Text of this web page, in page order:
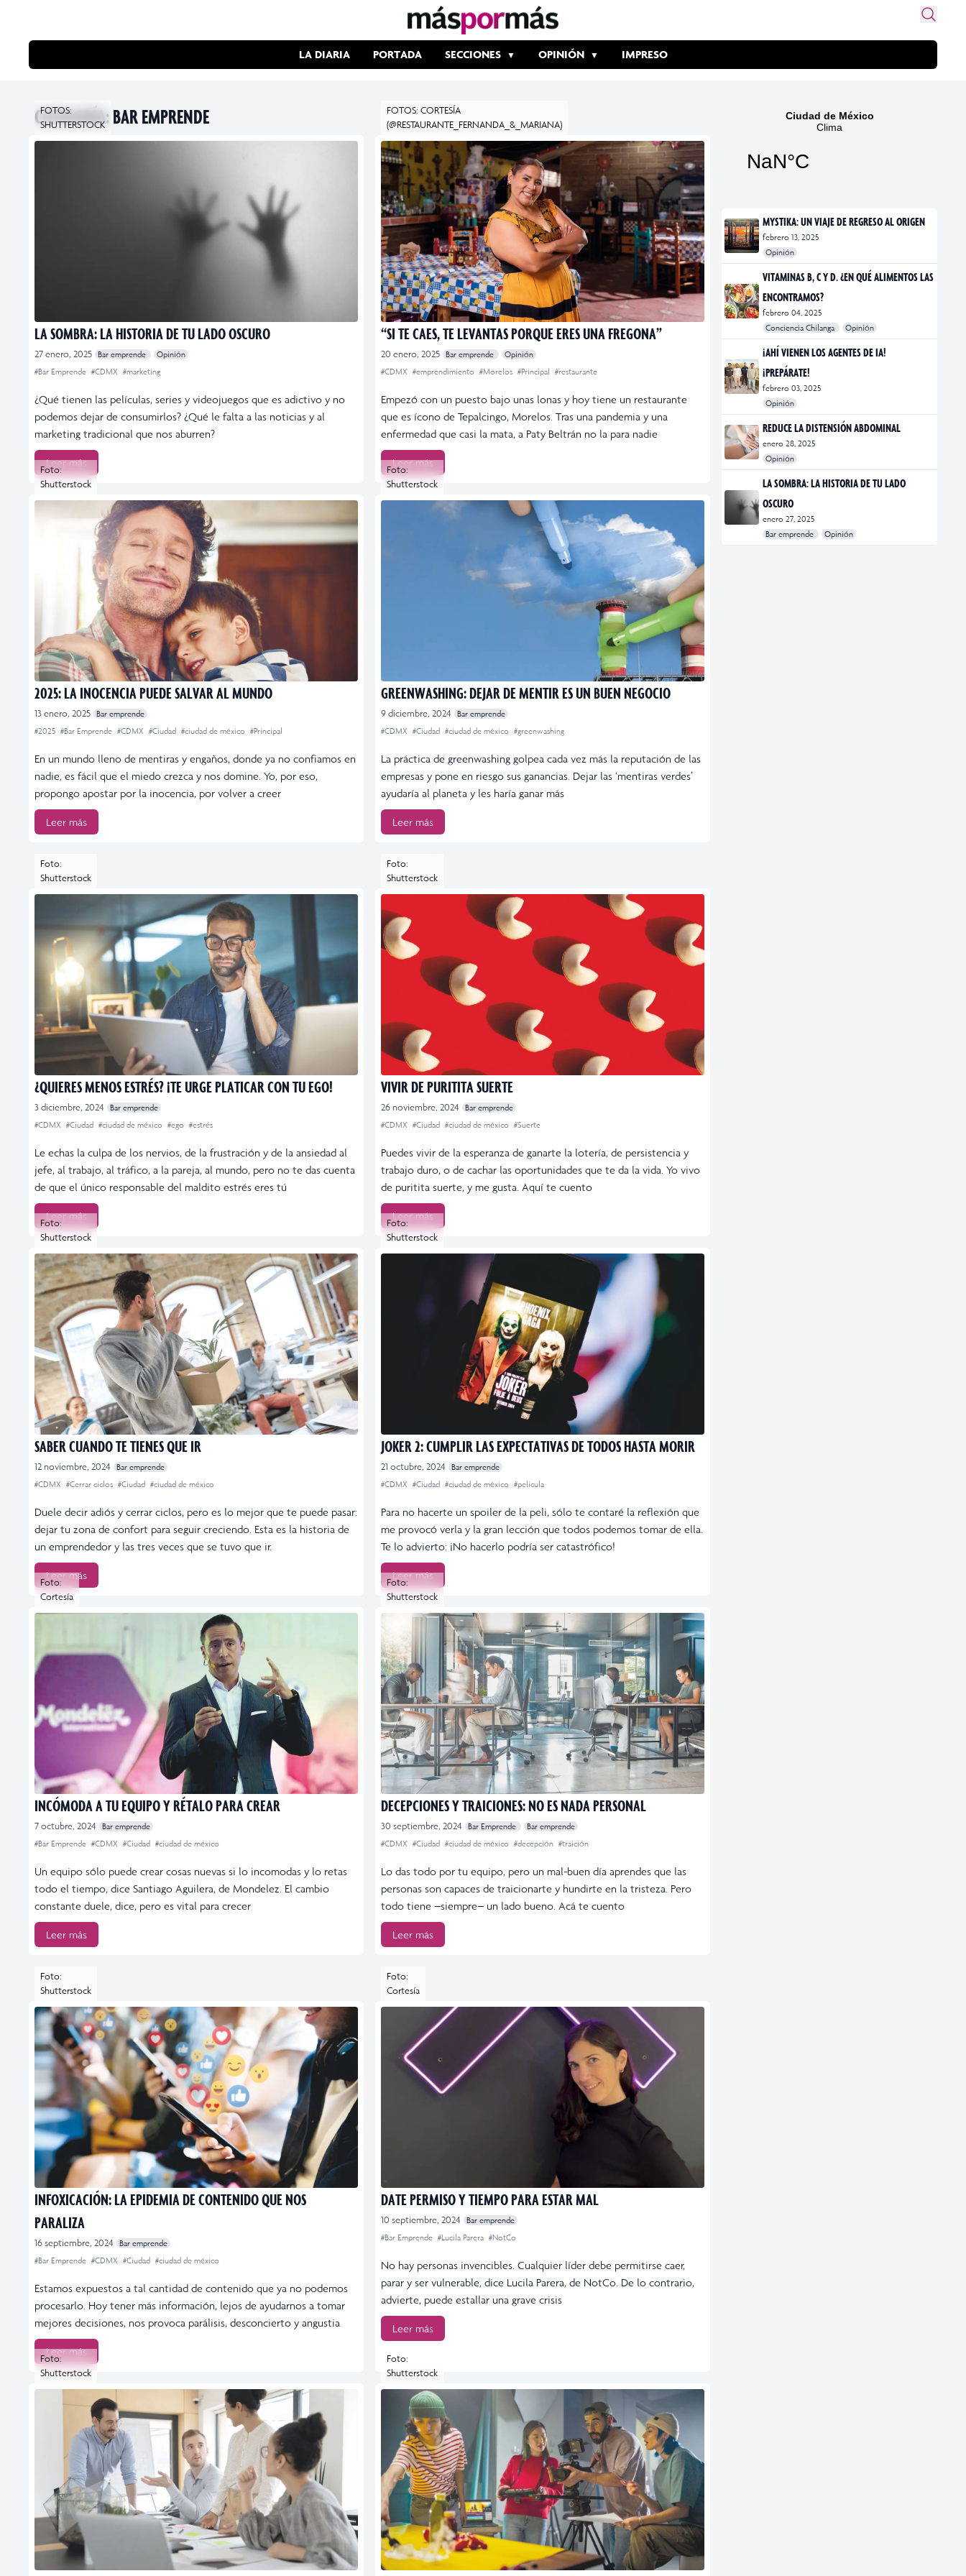
LA DIARIA PORTADA SECCIONES OPINIÓN IMPRESO
CATEGORÍA:BAR EMPRENDE
FOTOS:
SHUTTERSTOCK
LA SOMBRA: LA HISTORIA DE TU LADO OSCURO
27 enero, 2025 Bar emprende
Opinión
#Bar Emprende #CDMX #marketing
¿Qué tienen las películas, series y videojuegos que es adictivo y no
podemos dejar de consumirlos? ¿Qué le falta a las noticias y al
marketing tradicional que nos aburren?
Leer más
FOTOS: CORTESÍA
(@RESTAURANTE_FERNANDA_&_MARIANA)
“SI TE CAES, TE LEVANTAS PORQUE ERES UNA FREGONA”
20 enero, 2025 Bar emprende
Opinión
#CDMX #emprendimiento #Morelos #Principal #restaurante
Empezó con un puesto bajo unas lonas y hoy tiene un restaurante
que es ícono de Tepalcingo, Morelos. Tras una pandemia y una
enfermedad que casi la mata, a Paty Beltrán no la para nadie
Leer más
Foto:
Shutterstock
2025: LA INOCENCIA PUEDE SALVAR AL MUNDO
13 enero, 2025 Bar emprende
#2025 #Bar Emprende #CDMX #Ciudad #ciudad de méxico #Principal
En un mundo lleno de mentiras y engaños, donde ya no confiamos en
nadie, es fácil que el miedo crezca y nos domine. Yo, por eso,
propongo apostar por la inocencia, por volver a creer
Leer más
Foto:
Shutterstock
GREENWASHING: DEJAR DE MENTIR ES UN BUEN NEGOCIO
9 diciembre, 2024
Bar emprende
#CDMX #Ciudad #ciudad de méxico #greenwashing
La práctica de greenwashing golpea cada vez más la reputación de las
empresas y pone en riesgo sus ganancias. Dejar las ‘mentiras verdes’
ayudaría al planeta y les haría ganar más
Leer más
Foto:
Shutterstock
¿QUIERES MENOS ESTRÉS? ¡TE URGE PLATICAR CON TU EGO!
3 diciembre, 2024
Bar emprende
#CDMX #Ciudad #ciudad de méxico #ego #estrés
Le echas la culpa de los nervios, de la frustración y de la ansiedad al
jefe, al trabajo, al tráfico, a la pareja, al mundo, pero no te das cuenta
de que el único responsable del maldito estrés eres tú
Leer más
Foto:
Shutterstock
VIVIR DE PURITITA SUERTE
26 noviembre, 2024
Bar emprende
#CDMX #Ciudad #ciudad de méxico #Suerte
Puedes vivir de la esperanza de ganarte la lotería, de persistencia y
trabajo duro, o de cachar las oportunidades que te da la vida. Yo vivo
de puritita suerte, y me gusta. Aquí te cuento
Leer más
Foto:
Shutterstock
SABER CUANDO TE TIENES QUE IR
12 noviembre, 2024
Bar emprende
#CDMX #Cerrar ciclos #Ciudad #ciudad de méxico
Duele decir adiós y cerrar ciclos, pero es lo mejor que te puede pasar:
dejar tu zona de confort para seguir creciendo. Esta es la historia de
un emprendedor y las tres veces que se tuvo que ir.
Leer más
Foto:
Shutterstock
JOKER 2: CUMPLIR LAS EXPECTATIVAS DE TODOS HASTA MORIR
21 octubre, 2024
Bar emprende
#CDMX #Ciudad #ciudad de méxico #película
Para no hacerte un spoiler de la peli, sólo te contaré la reflexión que
me provocó verla y la gran lección que todos podemos tomar de ella.
Te lo advierto: ¡No hacerlo podría ser catastrófico!
Leer más
Foto:
Cortesía
INCÓMODA A TU EQUIPO Y RÉTALO PARA CREAR
7 octubre, 2024
Bar emprende
#Bar Emprende #CDMX #Ciudad #ciudad de méxico
Un equipo sólo puede crear cosas nuevas si lo incomodas y lo retas
todo el tiempo, dice Santiago Aguilera, de Mondelez. El cambio
constante duele, dice, pero es vital para crecer
Leer más
Foto:
Shutterstock
DECEPCIONES Y TRAICIONES: NO ES NADA PERSONAL
30 septiembre, 2024 Bar Emprende
Bar emprende
#CDMX #Ciudad #ciudad de méxico #decepción #traición
Lo das todo por tu equipo, pero un mal-buen día aprendes que las
personas son capaces de traicionarte y hundirte en la tristeza. Pero
todo tiene –siempre– un lado bueno. Acá te cuento
Leer más
Foto:
Shutterstock
INFOXICACIÓN: LA EPIDEMIA DE CONTENIDO QUE NOS
PARALIZA
16 septiembre, 2024
Bar emprende
#Bar Emprende #CDMX #Ciudad #ciudad de méxico
Estamos expuestos a tal cantidad de contenido que ya no podemos
procesarlo. Hoy tener más información, lejos de ayudarnos a tomar
mejores decisiones, nos provoca parálisis, desconcierto y angustia
Leer más
Foto:
Cortesía
DATE PERMISO Y TIEMPO PARA ESTAR MAL
10 septiembre, 2024
Bar emprende
#Bar Emprende #Lucila Parera #NotCo
No hay personas invencibles. Cualquier líder debe permitirse caer,
parar y ser vulnerable, dice Lucila Parera, de NotCo. De lo contrario,
advierte, puede estallar una grave crisis
Leer más
Foto:
Shutterstock
Foto:
Shutterstock
MYSTIKA: UN VIAJE DE REGRESO AL ORIGEN
febrero 13, 2025
Opinión
#exposiciones
#fotografía
VITAMINAS B, C Y D. ¿EN QUÉ ALIMENTOS LAS
ENCONTRAMOS?
febrero 04, 2025
Conciencia Chilanga
Opinión
#bienestar
#Opinión
#Principal
¡AHÍ VIENEN LOS AGENTES DE IA!
¡PREPÁRATE!
febrero 03, 2025
Opinión
#Bar Emprende
#Opinión
#Principal
REDUCE LA DISTENSIÓN ABDOMINAL
enero 28, 2025
Opinión
#bienestar
#Opinión
#Principal
#Salud
LA SOMBRA: LA HISTORIA DE TU LADO
OSCURO
enero 27, 2025
Bar emprende
Opinión
#Bar Emprende
#CDMX
#marketing